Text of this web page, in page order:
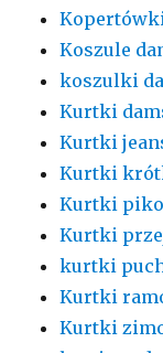
Kopertówki
Koszule
koszulki
Kurtki
Kurtki
Kurtki
Kurtki
Kurtki
kurtki
Kurtki
Kurtki